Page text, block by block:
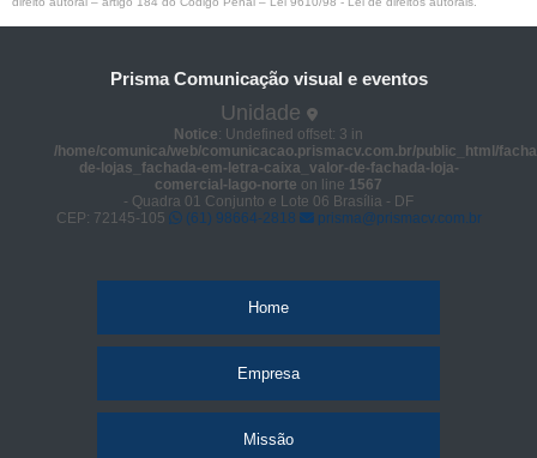
Prisma Comunicação visual e eventos
Unidade
Notice: Undefined offset: 3 in
/home/comunica/web/comunicacao.prismacv.com.br/public_html/
de-lojas_fachada-em-letra-caixa_valor-de-fachada-loja-
comercial-lago-norte on line 1567
- Quadra 01 Conjunto e Lote 06 Brasília - DF
CEP: 72145-105
(61) 98664-2818 prisma@prismacv.com.br
Home
Empresa
Missão